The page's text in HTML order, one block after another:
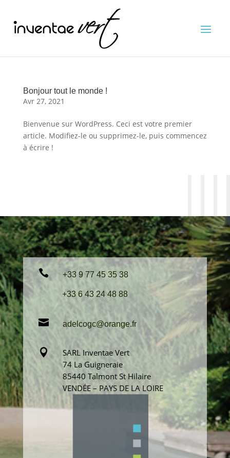
Bonjour tout le monde !
Avr 27, 2021
Bienvenue sur WordPress. Ceci est votre premier
article. Modifiez-le ou supprimez-le, puis commencez
à écrire !
 +33 9 77 45 35 38
+33 6 43 24 48 88
 adelcogc@orange.fr

SARL Inventae Vert
74 La Guigneraie
85440 Talmont St Hilaire
VENDÉE – PAYS DE LA LOIRE